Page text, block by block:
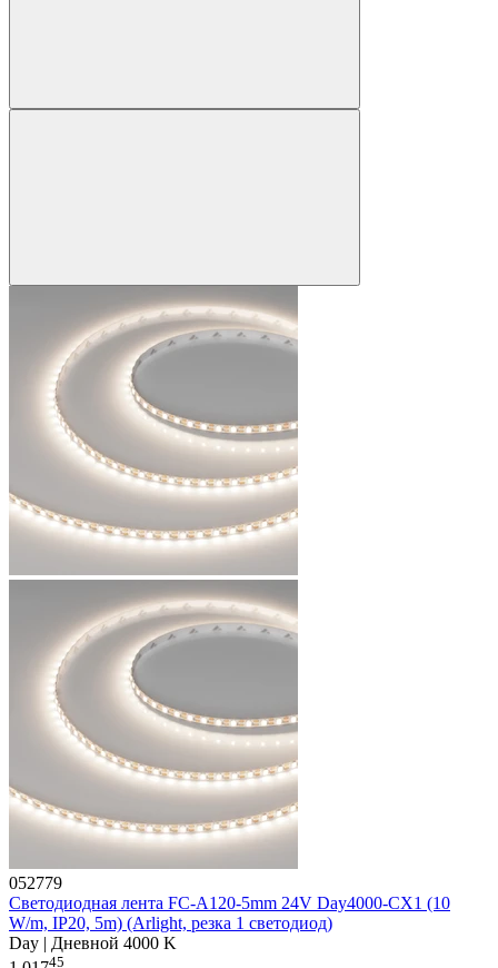
052779
Светодиодная лента FC-A120-5mm 24V Day4000-CX1 (10
W/m, IP20, 5m) (Arlight, резка 1 светодиод)
Day | Дневной 4000 K
45